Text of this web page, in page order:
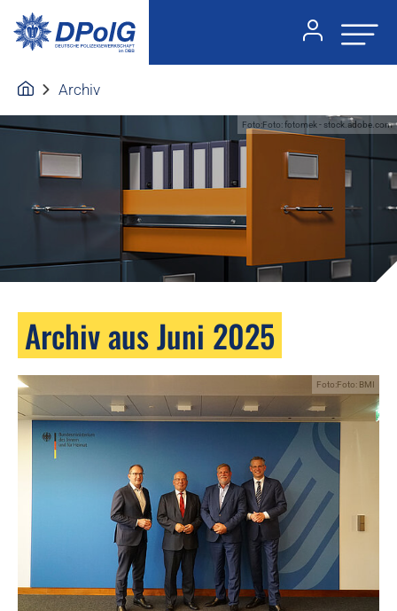
Archiv
Foto:Foto: fotomek - stock.adobe.com
Archiv aus Juni 2025
Foto:Foto: BMI